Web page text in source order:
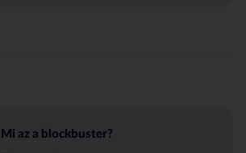
Mi az a blockbuster?